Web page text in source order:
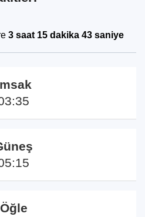
3 saat 15 dakika 43 saniye
Öğle